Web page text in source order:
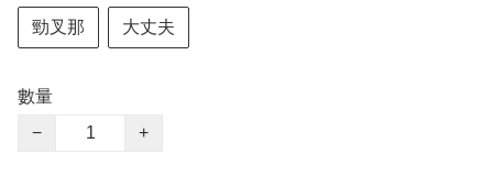
勁叉那 大丈夫
數量
−
+